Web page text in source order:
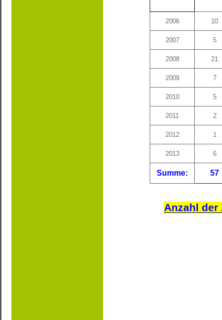
2006 10
2007 5
2008 21
2009 7
2010 5
2011 2
2012 1
2013 6
Summe: 57
Anzahl der